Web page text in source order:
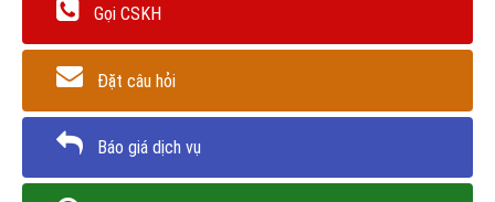
Gọi CSKH
Đặt câu hỏi
Báo giá dịch vụ